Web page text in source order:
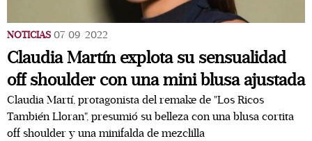
NOTICIAS 07/09/2022
Claudia Martín explota su sensualidad
off shoulder con una mini blusa ajustada
Claudia Martí, protagonista del remake de "Los Ricos
También Lloran", presumió su belleza con una blusa cortita
off shoulder y una minifalda de mezclilla